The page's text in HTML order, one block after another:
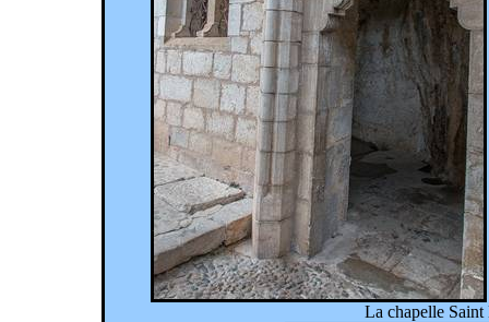
La chapelle Saint